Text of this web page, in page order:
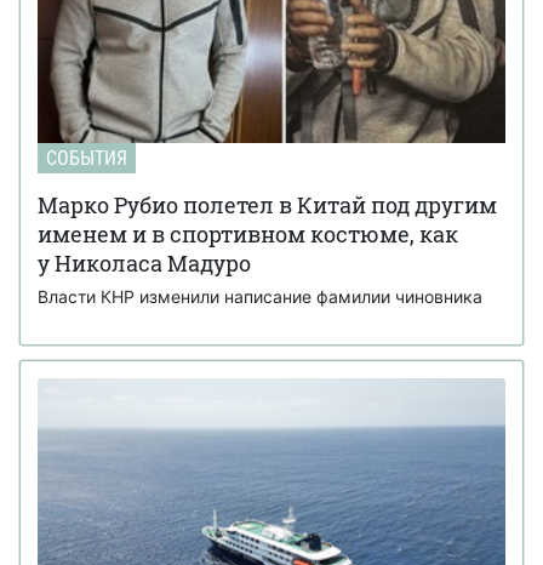
СОБЫТИЯ
Марко Рубио полетел в Китай под другим
именем и в спортивном костюме, как
у Николаса Мадуро
Власти КНР изменили написание фамилии чиновника